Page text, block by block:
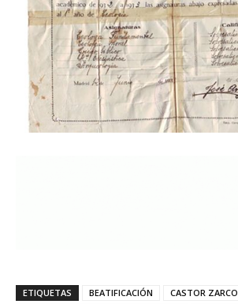
ETIQUETAS BEATIFICACIÓN CASTOR ZARCO